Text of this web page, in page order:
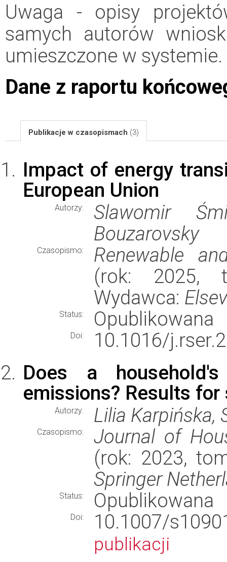
Uwaga - opisy
samych autorów
umieszczone w systemie.
Dane z raportu
Publikacje w czasopismach (3)
Impact of energy
European Union
Autorzy:
Slawomir
Bouzarovsky
Czasopismo:
Renewable
(rok: 2025,
Wydawca:
Status: Opublikowana
Doi:
10.1016/
Does a
emissions? Results
Autorzy: Lilia Karpińska,
Czasopismo:
Journal of
(rok: 2023,
Springer
Status: Opublikowana
Doi: 10.1007/
publikacji